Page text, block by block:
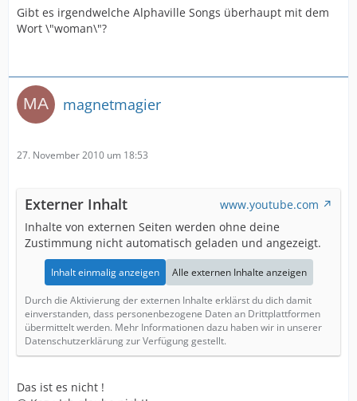
Lobeshymnen auf \"Golden Feeling\"............. :biggrin:
:biggrin: :biggrin: :biggrin:
Gibt es irgendwelche Alphaville Songs überhaupt mit dem
Wort \"woman\"?
magnetmagier
27. November 2010 um 18:53
Externer Inhalt
www.youtube.com
Inhalte von externen Seiten werden ohne deine
Zustimmung nicht automatisch geladen und angezeigt.
Inhalt einmalig anzeigen Alle externen Inhalte anzeigen
Durch die Aktivierung der externen Inhalte erklärst du dich damit
einverstanden, dass personenbezogene Daten an Drittplattformen
übermittelt werden. Mehr Informationen dazu haben wir in unserer
Datenschutzerklärung zur Verfügung gestellt.
Das ist es nicht !